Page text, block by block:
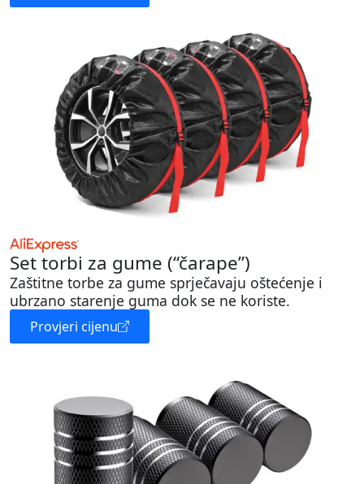
Set torbi za gume (“čarape”)
Zaštitne torbe za gume sprječavaju oštećenje i
ubrzano starenje guma dok se ne koriste.
Provjeri cijenu